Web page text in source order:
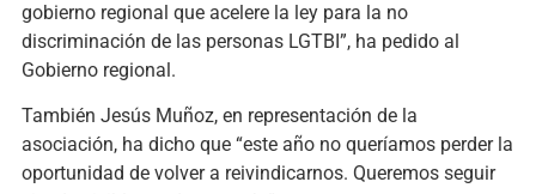
gobierno regional que acelere la ley para la no
discriminación de las personas LGTBI”, ha pedido al
Gobierno regional.
También Jesús Muñoz, en representación de la
asociación, ha dicho que “este año no queríamos perder la
oportunidad de volver a reivindicarnos. Queremos seguir